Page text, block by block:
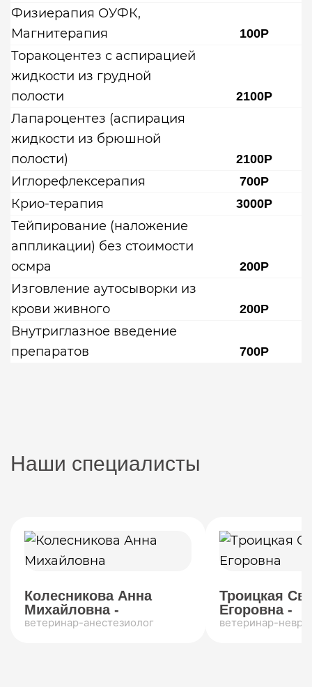
Физиерапия ОУФК,
Магнитерапия
100Р
Торакоцентез с аспирацией
жидкости из грудной
полости
2100Р
Лапароцентез (аспирация
жидкости из брюшной
полости)
2100Р
Иглорефлексерапия 700Р
Крио-терапия 3000Р
Тейпирование (наложение
аппликации) без стоимости
осмра
200Р
Изговление аутосыворки из
крови живного
200Р
Внутриглазное введение
препаратов
700Р
Наши специалисты
Колесникова Анна
Михайловна -
ветеринар-анестезиолог
Троицкая
Егоровна -
ветеринар-